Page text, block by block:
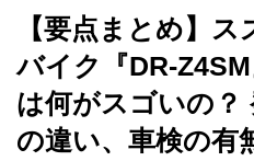
【要点まとめ】
バイク『DR-Z4SM
は何がスゴいの？
の違い、車検の有